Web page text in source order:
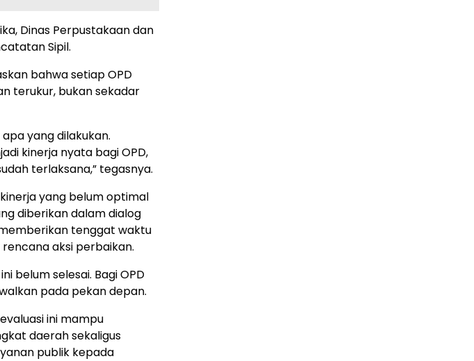
Dinas Perpustakaan dan
Sipil.
bahwa setiap OPD
terukur, bukan sekadar
yang dilakukan.
kinerja nyata bagi OPD,
terlaksana,” tegasnya.
yang belum optimal
diberikan dalam dialog
tenggat waktu
aksi perbaikan.
belum selesai. Bagi OPD
pada pekan depan.
ini mampu
daerah sekaligus
publik kepada